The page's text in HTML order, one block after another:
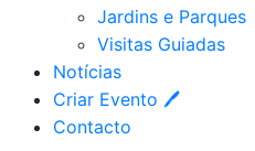
Jardins e Parques
Visitas Guiadas
Notícias
Criar Evento 🖊
Contacto